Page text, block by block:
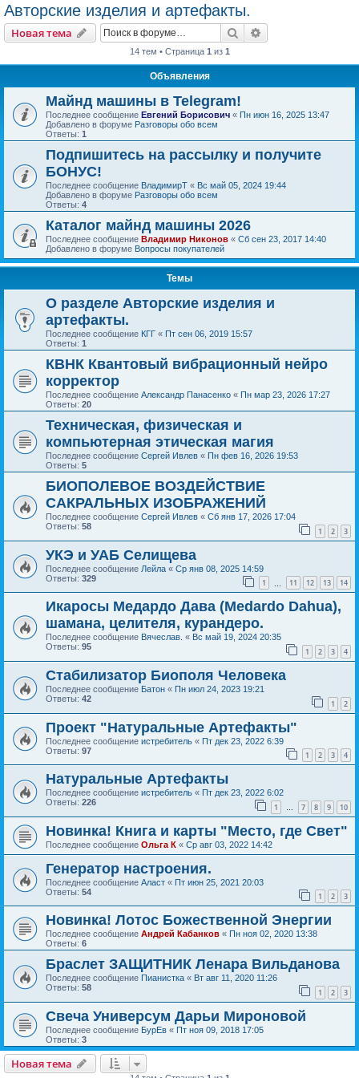
Авторские изделия и артефакты.
Новая тема Поиск
14 тем • Страница 1 из 1
Объявления
Майнд машины в Telegram!
Последнее сообщение Евгений Борисович « Пн июн 16, 2025 13:47
Добавлено в форуме Разговоры обо всем
Ответы: 1
Подпишитесь на рассылку и получите
БОНУС!
Последнее сообщение ВладимирТ « Вс май 05, 2024 19:44
Добавлено в форуме Разговоры обо всем
Ответы: 4
Каталог майнд машины 2026
Последнее сообщение Владимир Никонов « Сб сен 23, 2017 14:40
Добавлено в форуме Вопросы покупателей
Темы
О разделе Авторские изделия и
артефакты.
Последнее сообщение КГГ « Пт сен 06, 2019 15:57
Ответы: 1
КВНК Квантовый вибрационный нейро
корректор
Последнее сообщение Александр Панасенко « Пн мар 23, 2026 17:27
Ответы: 20
Техническая, физическая и
компьютерная этическая магия
Последнее сообщение Сергей Ивлев « Пн фев 16, 2026 19:53
Ответы: 5
БИОПОЛЕВОЕ ВОЗДЕЙСТВИЕ
САКРАЛЬНЫХ ИЗОБРАЖЕНИЙ
Последнее сообщение Сергей Ивлев « Сб янв 17, 2026 17:04
Ответы: 58 1 2 3
УКЭ и УАБ Селищева
Последнее сообщение Лейла « Ср янв 08, 2025 14:59
Ответы: 329 1 11 12 13 14
Икаросы Медардо Дава (Medardo Dahua),
шамана, целителя, курандеро.
Последнее сообщение Вячеслав. « Вс май 19, 2024 20:35
Ответы: 95 1 2 3 4
Стабилизатор Биополя Человека
Последнее сообщение Батон « Пн июл 24, 2023 19:21
Ответы: 42 1 2
Проект "Натуральные Артефакты"
Последнее сообщение истребитель « Пт дек 23, 2022 6:39
Ответы: 97 1 2 3 4
Натуральные Артефакты
Последнее сообщение истребитель « Пт дек 23, 2022 6:02
Ответы: 226 1 … 7 8 9 10
Новинка! Книга и карты "Место, где Свет"
Последнее сообщение Ольга К « Ср авг 03, 2022 14:42
Генератор настроения.
Последнее сообщение Аласт « Пт июн 25, 2021 20:03
Ответы: 54 1 2 3
Новинка! Лотос Божественной Энергии
Последнее сообщение Андрей Кабанков « Пн ноя 02, 2020 13:38
Ответы: 6
Браслет ЗАЩИТНИК Ленара Вильданова
Последнее сообщение Пианистка « Вт авг 11, 2020 11:26
Ответы: 58 1 2 3
Свеча Универсум Дарьи Мироновой
Последнее сообщение БурЕв « Пт ноя 09, 2018 17:05
Ответы: 3
Новая тема